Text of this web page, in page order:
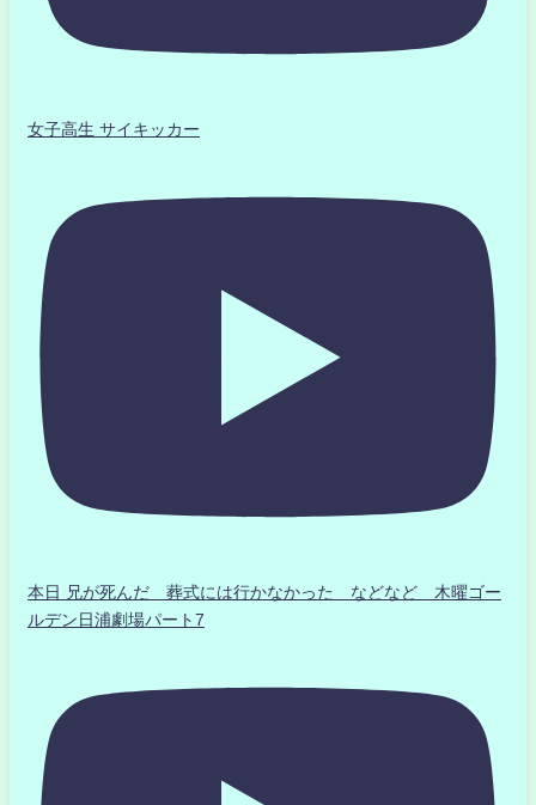
女子高生 サイキッカー
本日 兄が死んだ 葬式には行かなかった などなど 木曜ゴー
ルデン日浦劇場パート7